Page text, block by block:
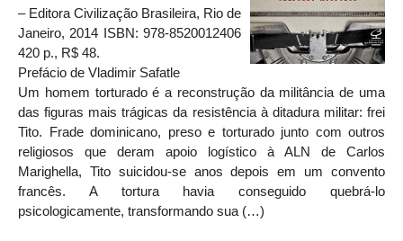
– Editora Civilização Brasileira, Rio de
Janeiro, 2014 ISBN: 978-8520012406
420 p., R$ 48.
Prefácio de Vladimir Safatle
Um homem torturado é a reconstrução da militância de uma
das figuras mais trágicas da resistência à ditadura militar: frei
Tito. Frade dominicano, preso e torturado junto com outros
religiosos que deram apoio logístico à ALN de Carlos
Marighella, Tito suicidou-se anos depois em um convento
francês. A tortura havia conseguido quebrá-lo
psicologicamente, transformando sua (…)